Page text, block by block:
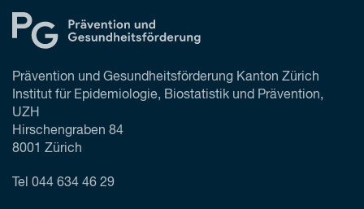
Prävention und Gesundheitsförderung Kanton Zürich
Institut für Epidemiologie, Biostatistik und Prävention,
UZH
Hirschengraben 84
8001 Zürich
Tel 044 634 46 29